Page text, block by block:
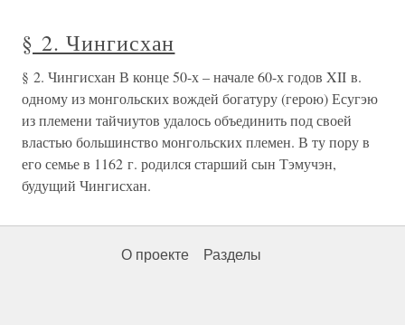
§ 2. Чингисхан
§ 2. Чингисхан В конце 50-х – начале 60-х годов XII в.
одному из монгольских вождей богатуру (герою) Есугэю
из племени тайчиутов удалось объединить под своей
властью большинство монгольских племен. В ту пору в
его семье в 1162 г. родился старший сын Тэмучэн,
будущий Чингисхан.
О проекте Разделы